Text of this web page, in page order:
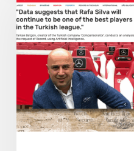
de
Tarkan
Batgün
al
portugués
Record:
“Los
datos